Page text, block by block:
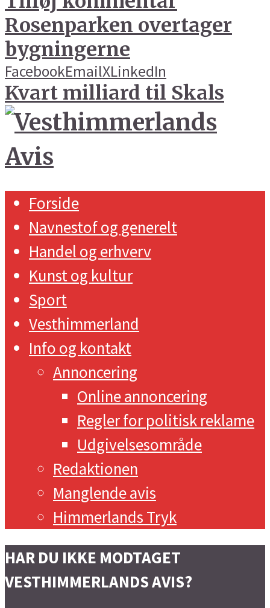
Rosenparken overtager
bygningerne
FacebookEmailXLinkedIn
Kvart milliard til Skals
Forside
Navnestof og generelt
Handel og erhverv
Kunst og kultur
Sport
Vesthimmerland
Info og kontakt
Annoncering
Online annoncering
Regler for politisk reklame
Udgivelsesområde
Redaktionen
Manglende avis
Himmerlands Tryk
HAR DU IKKE MODTAGET
VESTHIMMERLANDS AVIS?